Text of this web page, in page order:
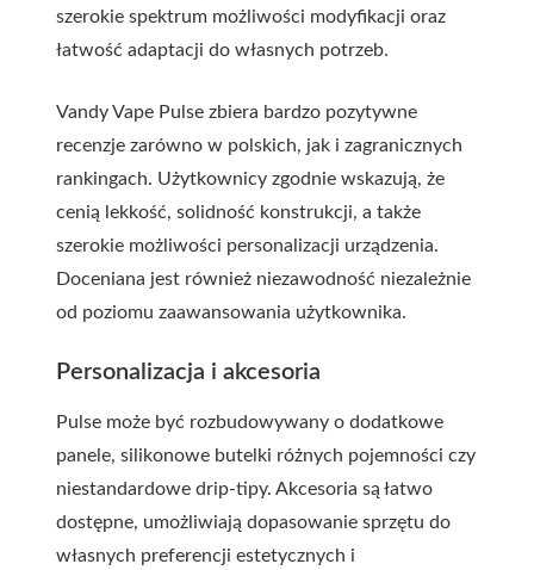
szerokie spektrum możliwości modyfikacji oraz
łatwość adaptacji do własnych potrzeb.
Vandy Vape Pulse zbiera bardzo pozytywne
recenzje zarówno w polskich, jak i zagranicznych
rankingach. Użytkownicy zgodnie wskazują, że
cenią lekkość, solidność konstrukcji, a także
szerokie możliwości personalizacji urządzenia.
Doceniana jest również niezawodność niezależnie
od poziomu zaawansowania użytkownika.
Personalizacja i akcesoria
Pulse może być rozbudowywany o dodatkowe
panele, silikonowe butelki różnych pojemności czy
niestandardowe drip-tipy. Akcesoria są łatwo
dostępne, umożliwiają dopasowanie sprzętu do
własnych preferencji estetycznych i